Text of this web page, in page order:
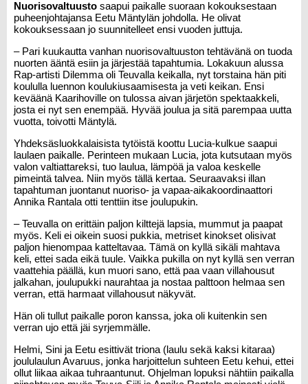
Nuorisovaltuusto saapui paikalle suoraan kokouksestaan
puheenjohtajansa Eetu Mäntylän johdolla. He olivat
kokouksessaan jo suunnitelleet ensi vuoden juttuja.
– Pari kuukautta vanhan nuorisovaltuuston tehtävänä on tuoda
nuorten ääntä esiin ja järjestää tapahtumia. Lokakuun alussa
Rap-artisti Dilemma oli Teuvalla keikalla, nyt torstaina hän piti
koululla luennon koulukiusaamisesta ja veti keikan. Ensi
keväänä Kaarihoville on tulossa aivan järjetön spektaakkeli,
josta ei nyt sen enempää. Hyvää joulua ja sitä parempaa uutta
vuotta, toivotti Mäntylä.
Yhdeksäsluokkalaisista tytöistä koottu Lucia-kulkue saapui
laulaen paikalle. Perinteen mukaan Lucia, jota kutsutaan myös
valon valtiattareksi, tuo laulua, lämpöä ja valoa keskelle
pimeintä talvea. Niin myös tällä kertaa. Seuraavaksi illan
tapahtuman juontanut nuoriso- ja vapaa-aikakoordinaattori
Annika Rantala otti tenttiin itse joulupukin.
– Teuvalla on erittäin paljon kilttejä lapsia, mummut ja paapat
myös. Keli ei oikein suosi pukkia, metriset kinokset olisivat
paljon hienompaa katteltavaa. Tämä on kyllä sikäli mahtava
keli, ettei sada eikä tuule. Vaikka pukilla on nyt kyllä sen verran
vaattehia päällä, kun muori sano, että paa vaan villahousut
jalkahan, joulupukki naurahtaa ja nostaa palttoon helmaa sen
verran, että harmaat villahousut näkyvät.
Hän oli tullut paikalle poron kanssa, joka oli kuitenkin sen
verran ujo että jäi syrjemmälle.
Helmi, Sini ja Eetu esittivät triona (laulu sekä kaksi kitaraa)
joululaulun Avaruus, jonka harjoittelun suhteen Eetu kehui, ettei
ollut liikaa aikaa tuhraantunut. Ohjelman lopuksi nähtiin paikalla